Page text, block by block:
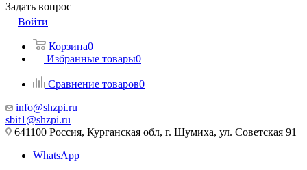
Задать вопрос
Войти
Корзина0
Избранные товары0
Сравнение товаров0
info@shzpi.ru
sbit1@shzpi.ru
641100 Россия, Курганская обл, г. Шумиха, ул. Советская 91
WhatsApp